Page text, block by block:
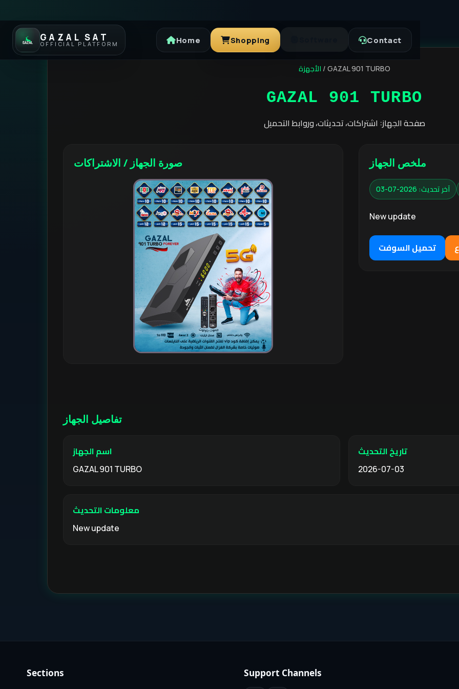
GAZAL SAT
OFFICIAL PLATFORM Home Shopping Contact
الأجهزة / GAZAL 901 TURBO
GAZAL 901 TURBO
صفحة الجهاز: اشتراكات، تحديثات، وروابط التحميل
صورة الجهاز / الاشتراكات ملخص الجهاز
آخر تحديث: 2026-07-03
New update
تحميل السوفت
تفاصيل الجهاز
اسم الجهاز
GAZAL 901 TURBO
تاريخ التحديث
2026-07-03
معلومات التحديث
New update
Sections Support Channels